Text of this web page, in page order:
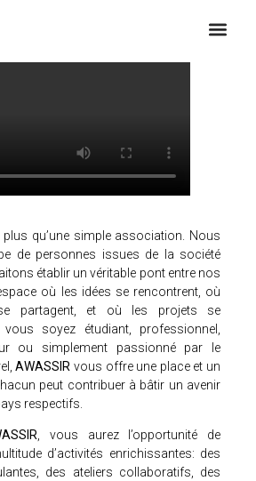
plus qu’une simple association. Nous
de personnes issues de la société
établir un véritable pont entre nos
où les idées se rencontrent, où
partagent, et où les projets se
soyez étudiant, professionnel,
ou simplement passionné par le
AWASSIR vous offre une place et un
peut contribuer à bâtir un avenir
respectifs.
, vous aurez l’opportunité de
d’activités enrichissantes: des
des ateliers collaboratifs, des